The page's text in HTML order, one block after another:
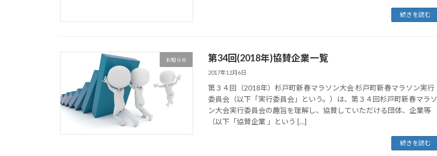
続きを読む
お知らせ 第34回(2018年)協賛企業一覧
2017年12月6日
第３４回（2018年）杉戸町新春マラソン大会 杉戸町新春マラソン実行
委員会（以下「実行委員会」という。）は、第３４回杉戸町新春マラソ
ン大会実行委員会の趣旨を理解し、協賛していただける団体、企業等
（以下「協賛企業 」という […]
続きを読む